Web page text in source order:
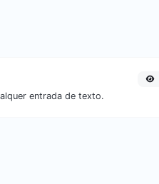
entrada de texto.